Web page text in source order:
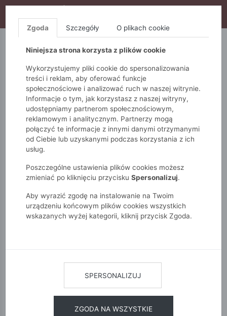
S10), DODATKOWE 15% ZA 3SZT (KOD: S15)
5.10.15. QUIOSQUE
Monnari Zobacz wszystko Płaszcze
Klasyczne
Szary płaszcz wiązany w pasie
Zgoda Szczegóły O plikach cookie
Niniejsza strona korzysta z plików cookie
Wykorzystujemy pliki cookie do spersonalizowania
treści i reklam, aby oferować funkcje
społecznościowe i analizować ruch w naszej witrynie.
Informacje o tym, jak korzystasz z naszej witryny,
udostępniamy partnerom społecznościowym,
reklamowym i analitycznym. Partnerzy mogą
połączyć te informacje z innymi danymi otrzymanymi
od Ciebie lub uzyskanymi podczas korzystania z ich
usług.
Poszczególne ustawienia plików cookies możesz
zmieniać po kliknięciu przycisku Spersonalizuj.
Aby wyrazić zgodę na instalowanie na Twoim
urządzeniu końcowym plików cookies wszystkich
wskazanych wyżej kategorii, kliknij przycisk Zgoda.
SPERSONALIZUJ
ZGODA NA WSZYSTKIE